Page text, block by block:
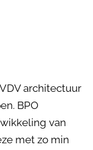
architectuur
BPO
van
met zo min